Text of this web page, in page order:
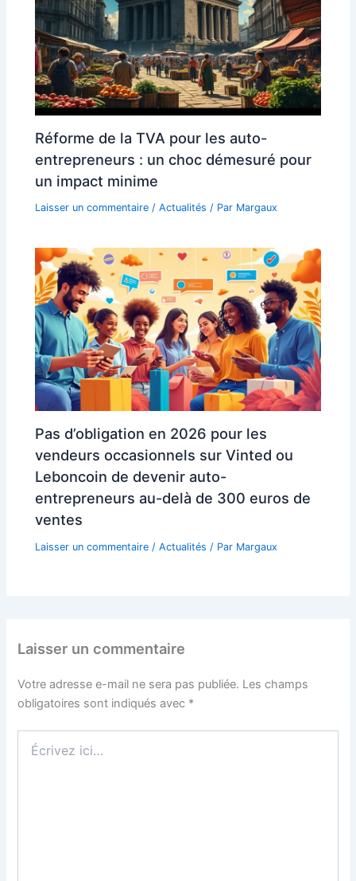
Réforme de la TVA pour les auto-
entrepreneurs : un choc démesuré pour
un impact minime
Laisser un commentaire /Actualités / Par Margaux
Pas d’obligation en 2026 pour les
vendeurs occasionnels sur Vinted ou
Leboncoin de devenir auto-
entrepreneurs au-delà de 300 euros de
ventes
Laisser un commentaire /Actualités / Par Margaux
Laisser un commentaire
Votre adresse e-mail ne sera pas publiée. Les champs
obligatoires sont indiqués avec *
ici…